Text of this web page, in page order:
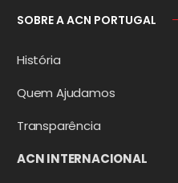
SOBRE A ACN PORTUGAL
História
Quem Ajudamos
Transparência
ACN INTERNACIONAL